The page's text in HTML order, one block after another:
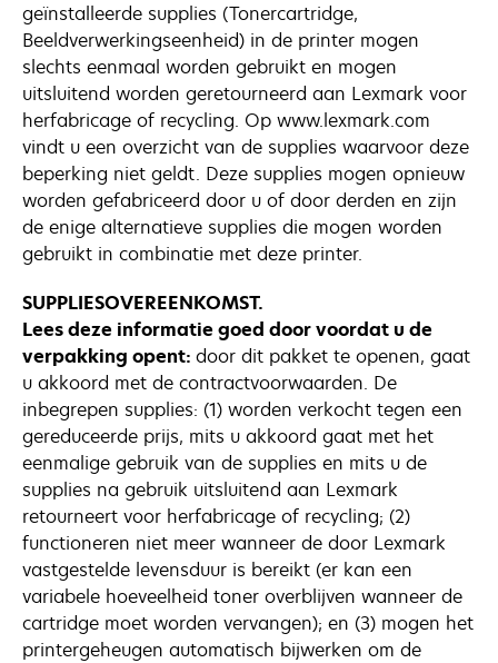
geïnstalleerde supplies (Tonercartridge,
Beeldverwerkingseenheid) in de printer mogen
slechts eenmaal worden gebruikt en mogen
uitsluitend worden geretourneerd aan Lexmark voor
herfabricage of recycling. Op www.lexmark.com
vindt u een overzicht van de supplies waarvoor deze
beperking niet geldt. Deze supplies mogen opnieuw
worden gefabriceerd door u of door derden en zijn
de enige alternatieve supplies die mogen worden
gebruikt in combinatie met deze printer.
SUPPLIESOVEREENKOMST.
Lees deze informatie goed door voordat u de
verpakking opent: door dit pakket te openen, gaat
u akkoord met de contractvoorwaarden. De
inbegrepen supplies: (1) worden verkocht tegen een
gereduceerde prijs, mits u akkoord gaat met het
eenmalige gebruik van de supplies en mits u de
supplies na gebruik uitsluitend aan Lexmark
retourneert voor herfabricage of recycling; (2)
functioneren niet meer wanneer de door Lexmark
vastgestelde levensduur is bereikt (er kan een
variabele hoeveelheid toner overblijven wanneer de
cartridge moet worden vervangen); en (3) mogen het
printergeheugen automatisch bijwerken om de